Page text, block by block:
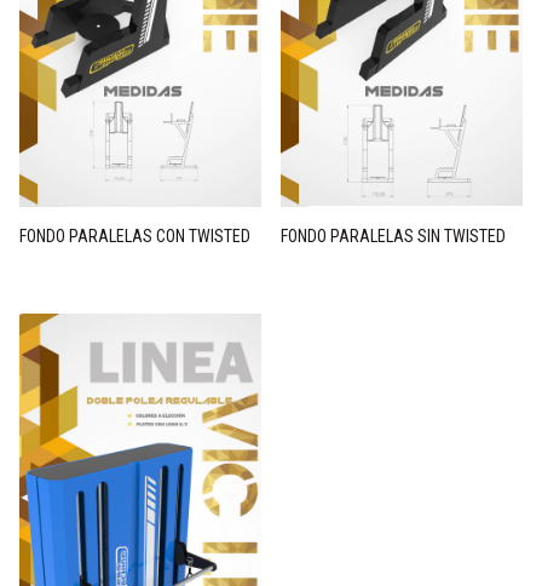
FONDO PARALELAS CON TWISTED FONDO PARALELAS SIN TWISTED